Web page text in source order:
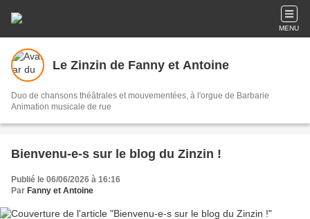
MENU
Le Zinzin de Fanny et Antoine
Duo de chansons théâtrales et mouvementées, à l'orgue de Barbarie
Animation musicale de rue
Bienvenu-e-s sur le blog du Zinzin !
Publié le 06/06/2026 à 16:16
Par Fanny et Antoine